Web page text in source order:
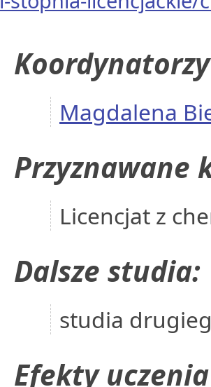
Koordynatorzy
Magdalena
Przyznawane
Licencjat z
Dalsze studia:
studia
Efekty